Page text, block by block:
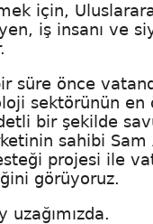
için,
iş insanı ve
süre önce
sektörünün en
bir şekilde
sahibi
projesi ile
görüyoruz.
uzağımızda.